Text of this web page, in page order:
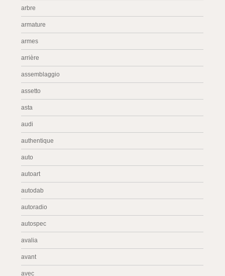
arbre
armature
armes
arrière
assemblaggio
assetto
asta
audi
authentique
auto
autoart
autodab
autoradio
autospec
avalia
avant
avec